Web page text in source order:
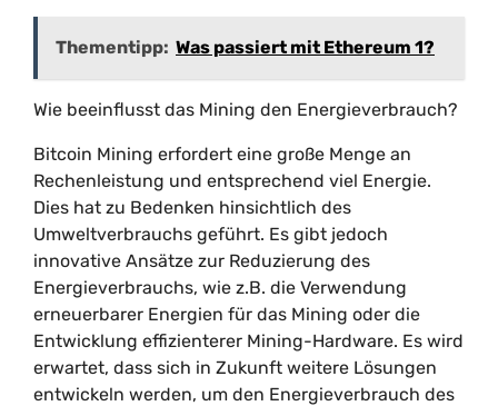
Thementipp: Was passiert mit Ethereum 1?
Wie beeinflusst das Mining den Energieverbrauch?
Bitcoin Mining erfordert eine große Menge an
Rechenleistung und entsprechend viel Energie.
Dies hat zu Bedenken hinsichtlich des
Umweltverbrauchs geführt. Es gibt jedoch
innovative Ansätze zur Reduzierung des
Energieverbrauchs, wie z.B. die Verwendung
erneuerbarer Energien für das Mining oder die
Entwicklung effizienterer Mining-Hardware. Es wird
erwartet, dass sich in Zukunft weitere Lösungen
entwickeln werden, um den Energieverbrauch des